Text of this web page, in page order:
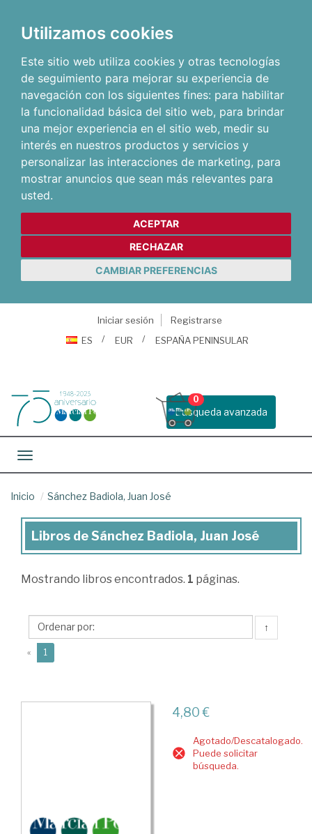
Utilizamos cookies
Este sitio web utiliza cookies y otras tecnologías
de seguimiento para mejorar su experiencia de
navegación con los siguientes fines: para habilitar
la funcionalidad básica del sitio web, para brindar
una mejor experiencia en el sitio web, medir su
interés en nuestros productos y servicios y
personalizar las interacciones de marketing, para
mostrar anuncios que sean más relevantes para
usted.
ACEPTAR
RECHAZAR
CAMBIAR PREFERENCIAS
Iniciar sesión
Registrarse
ES
EUR ESPAÑA PENINSULAR
Busqueda avanzada
0
Toggle navigation
Inicio Sánchez Badiola, Juan José
Libros
Sánchez
Juan
José
Libros de Sánchez Badiola, Juan José
Mostrando libros encontrados. 1 páginas.
↑
« 1
4,80 €
Agotado/Descatalogado.
Puede solicitar
búsqueda.